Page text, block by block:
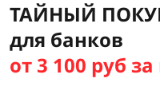
ТАЙНЫЙ
для банков
от 3 100 руб